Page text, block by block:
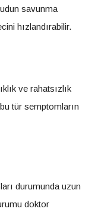
savunma
hızlandırabilir.
ve rahatsızlık
tür semptomların
durumunda uzun
doktor